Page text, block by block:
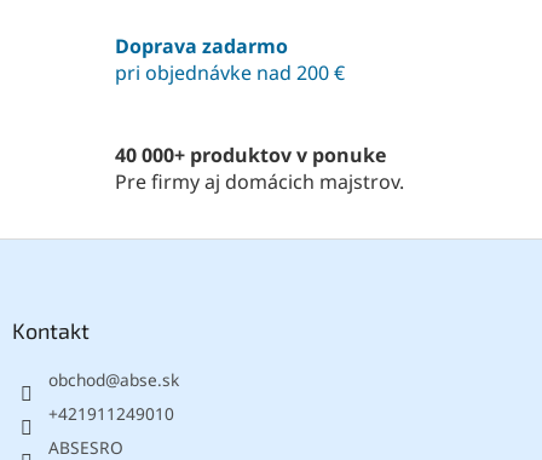
v
k
ý
p
i
u
Doprava zadarmo
pri objednávke nad 200 €
40 000+ produktov v ponuke
Pre firmy aj domácich majstrov.
Kontakt
obchod@abse.sk
+421911249010
ABSESRO